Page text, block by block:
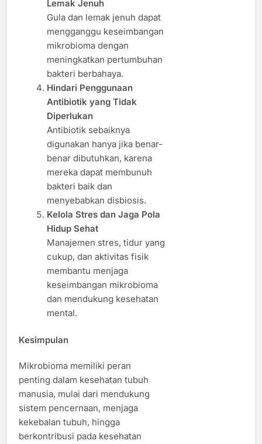
Lemak Jenuh
Gula dan lemak jenuh dapat
mengganggu keseimbangan
mikrobioma dengan
meningkatkan pertumbuhan
bakteri berbahaya.
Hindari Penggunaan
Antibiotik yang Tidak
Diperlukan
Antibiotik sebaiknya
digunakan hanya jika benar-
benar dibutuhkan, karena
mereka dapat membunuh
bakteri baik dan
menyebabkan disbiosis.
Kelola Stres dan Jaga Pola
Hidup Sehat
Manajemen stres, tidur yang
cukup, dan aktivitas fisik
membantu menjaga
keseimbangan mikrobioma
dan mendukung kesehatan
mental.
Kesimpulan
Mikrobioma memiliki peran
penting dalam kesehatan tubuh
manusia, mulai dari mendukung
sistem pencernaan, menjaga
kekebalan tubuh, hingga
berkontribusi pada kesehatan